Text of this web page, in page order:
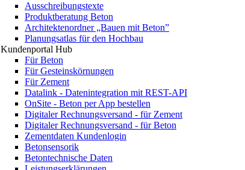
Ausschreibungstexte
Produktberatung Beton
Architektenordner „Bauen mit Beton”
Planungsatlas für den Hochbau
Kundenportal Hub
Für Beton
Für Gesteinskörnungen
Für Zement
Datalink - Datenintegration mit REST-API
OnSite - Beton per App bestellen
Digitaler Rechnungsversand - für Zement
Digitaler Rechnungsversand - für Beton
Zementdaten Kundenlogin
Betonsensorik
Betontechnische Daten